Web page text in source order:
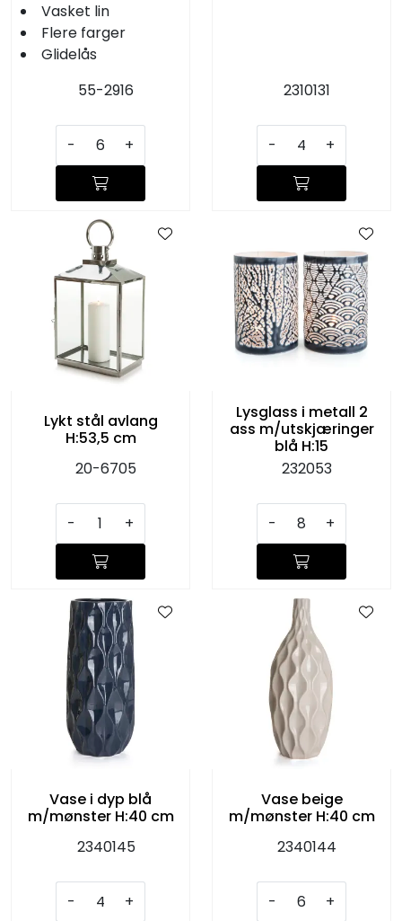
Vasket lin
Flere farger
Glidelås
55-2916
- +
2310131
- +
Lykt stål avlang
H:53,5 cm
20-6705
- +
Lysglass i metall 2
ass m/utskjæringer
blå H:15
232053
- +
Vase i dyp blå
m/mønster H:40 cm
2340145
- +
Vase beige
m/mønster H:40 cm
2340144
- +